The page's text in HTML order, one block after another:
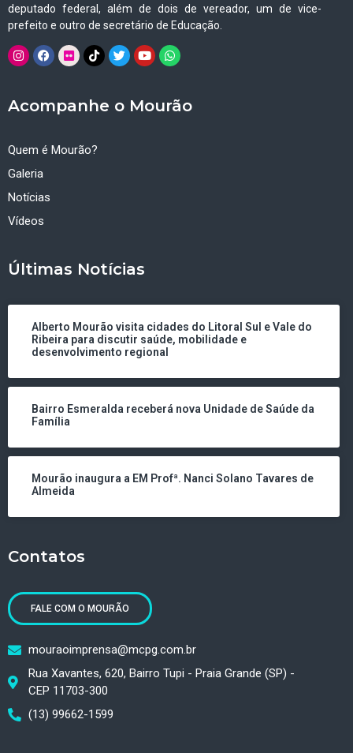
deputado federal, além de dois de vereador, um de vice-
prefeito e outro de secretário de Educação.
Acompanhe o Mourão
Quem é Mourão?
Galeria
Notícias
Vídeos
Últimas Notícias
Alberto Mourão visita cidades do Litoral Sul e Vale do
Ribeira para discutir saúde, mobilidade e
desenvolvimento regional
Bairro Esmeralda receberá nova Unidade de Saúde da
Família
Mourão inaugura a EM Profª. Nanci Solano Tavares de
Almeida
Contatos
FALE COM O MOURÃO
mouraoimprensa@mcpg.com.br
Rua Xavantes, 620, Bairro Tupi - Praia Grande (SP) -
CEP 11703-300
(13) 99662-1599